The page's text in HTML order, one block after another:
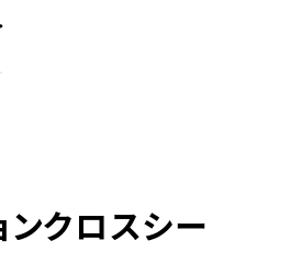
ンクロスシー